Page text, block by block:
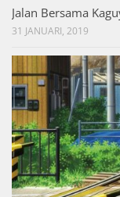
Jalan Bersama
31 JANUARI, 2019